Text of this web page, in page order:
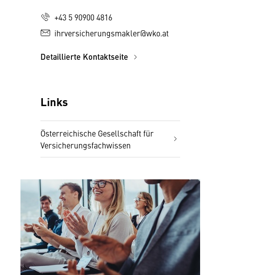
+43 5 90900 4816
ihrversicherungsmakler@wko.at
Detaillierte Kontaktseite
Links
Österreichische Gesellschaft für
Versicherungsfachwissen